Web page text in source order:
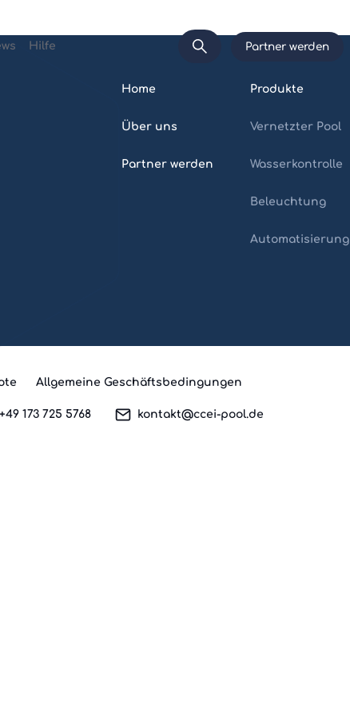
Hilfe Partner werden
Home
Über uns
Partner werden
Produkte
Vernetzter Pool
Wasserkontrolle
Beleuchtung
Automatisierung
Allgemeine Geschäftsbedingungen
+49 173 725 5768 kontakt@ccei-pool.de